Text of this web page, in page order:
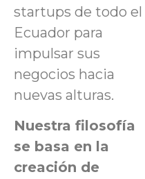
startups de todo el
Ecuador para
impulsar sus
negocios hacia
nuevas alturas.
Nuestra filosofía
se basa en la
creación de